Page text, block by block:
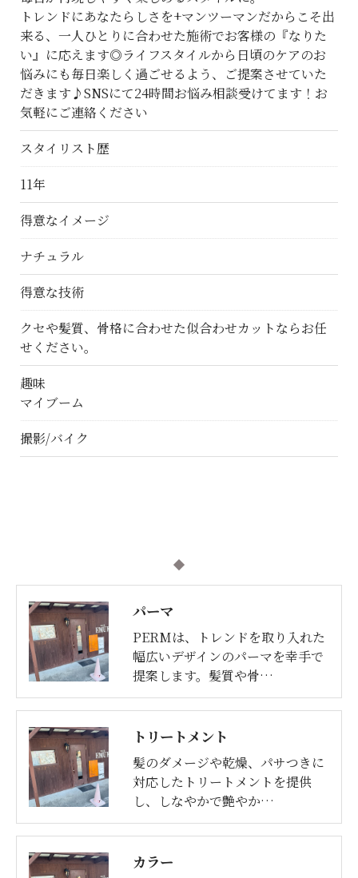
トレンドにあなたらしさを+マンツーマンだからこそ出
来る、一人ひとりに合わせた施術でお客様の『なりた
い』に応えます◎ライフスタイルから日頃のケアのお
悩みにも毎日楽しく過ごせるよう、ご提案させていた
だきます♪SNSにて24時間お悩み相談受けてます！お
気軽にご連絡ください
スタイリスト歴
11年
得意なイメージ
ナチュラル
得意な技術
クセや髪質、骨格に合わせた似合わせカットならお任
せください。
趣味
マイブーム
撮影/バイク
パーマ
PERMは、トレンドを取り入れた
幅広いデザインのパーマを幸手で
提案します。髪質や骨…
トリートメント
髪のダメージや乾燥、パサつきに
対応したトリートメントを提供
し、しなやかで艶やか…
カラー